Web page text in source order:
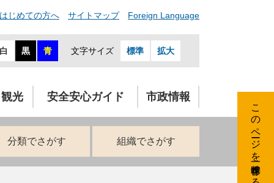
はじめての方へ サイトマップ Foreign Language
白 黒 青 文字サイズ 標準 拡大
光 安全安心ガイド 市政情報
分類でさがす 組織でさがす このページを一時保存する